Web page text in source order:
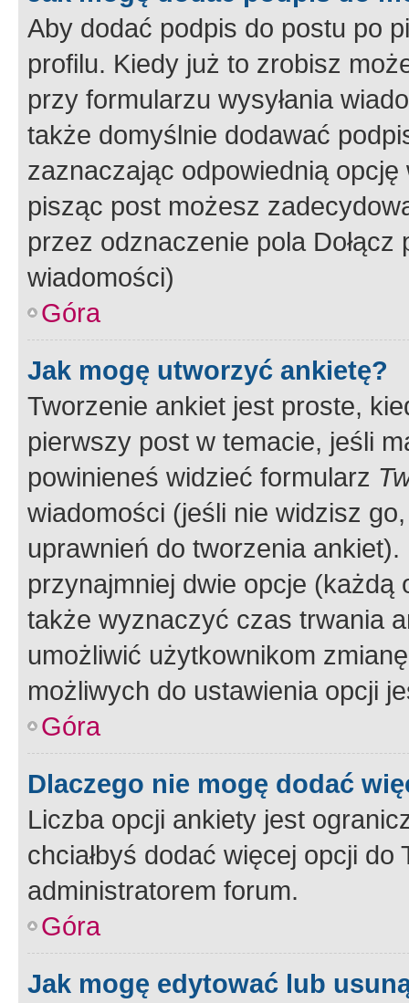
Aby dodać podpis do postu po
profilu. Kiedy już to zrobisz
przy formularzu wysyłania
także domyślnie dodawać
zaznaczając odpowiednią
pisząc post możesz
przez odznaczenie pola
wiadomości)
Góra
Jak mogę utworzyć ankietę?
Tworzenie ankiet jest proste,
pierwszy post w temacie, jeśli
powinieneś widzieć formularz
wiadomości (jeśli nie widzisz
uprawnień do tworzenia
przynajmniej dwie opcje
także wyznaczyć czas trwania
umożliwić użytkownikom
możliwych do ustawienia opcji
Góra
Dlaczego nie mogę dodać
Liczba opcji ankiety jest
chciałbyś dodać więcej opcji
administratorem forum.
Góra
Jak mogę edytować lub